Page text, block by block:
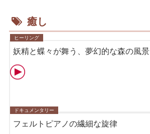
癒し
妖精と蝶々が舞う、夢幻的な森の風景
ヒーリング
フェルトピアノの繊細な旋律
ドキュメンタリー